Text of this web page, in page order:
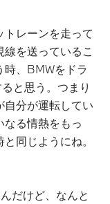
レーンを走って
を送っているこ
時、BMWをドラ
と思う。つまり
自分が運転してい
なる情熱をもっ
同じようにね。
だけど、なんと